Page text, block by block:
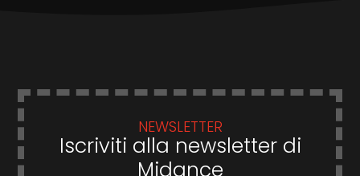
NEWSLETTER
Iscriviti alla newsletter di
Midance